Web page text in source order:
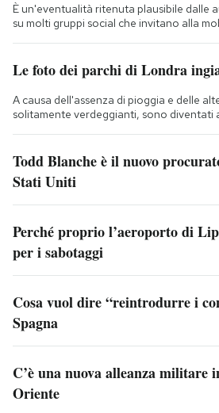
È un'eventualità ritenuta plausibile dalle
su molti gruppi social che invitano alla
Le foto dei parchi di Londra
A causa dell'assenza di pioggia e delle
solitamente verdeggianti, sono diventati
Todd Blanche è il nuovo
Stati Uniti
Perché proprio l’aeroporto di
per i sabotaggi
Cosa vuol dire “reintrodurre i
Spagna
C’è una nuova alleanza militare
Oriente